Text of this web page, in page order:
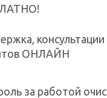
ОНЛАЙН
за работой